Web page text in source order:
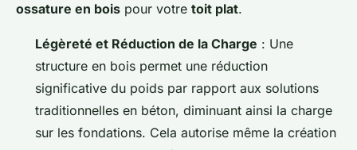
ossature en bois pour votre toit plat.
Légèreté et Réduction de la Charge : Une
structure en bois permet une réduction
significative du poids par rapport aux solutions
traditionnelles en béton, diminuant ainsi la charge
sur les fondations. Cela autorise même la création